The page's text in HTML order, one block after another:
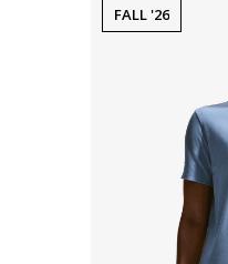
FALL '26